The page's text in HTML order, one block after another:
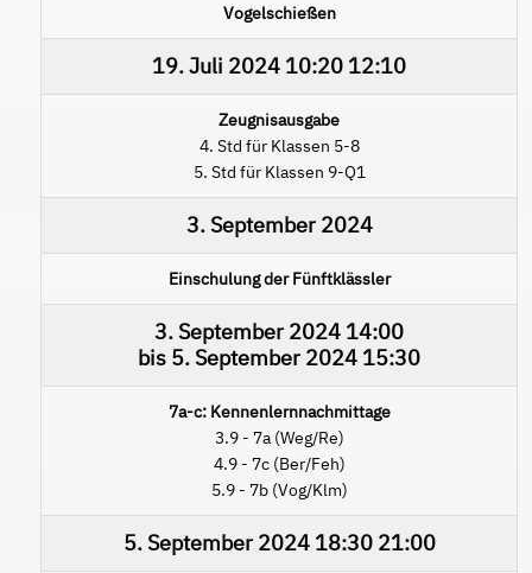
Vogelschießen
19. Juli 2024 10:20 12:10
Zeugnisausgabe
4. Std für Klassen 5-8
5. Std für Klassen 9-Q1
3. September 2024
Einschulung der Fünftklässler
3. September 2024 14:00
bis 5. September 2024 15:30
7a-c: Kennenlernnachmittage
3.9 - 7a (Weg/Re)
4.9 - 7c (Ber/Feh)
5.9 - 7b (Vog/Klm)
5. September 202418:30 21:00